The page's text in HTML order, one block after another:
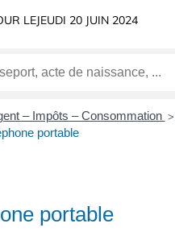
LEJEUDI 20 JUIN 2024
– Impôts – Consommation >
portable
portable